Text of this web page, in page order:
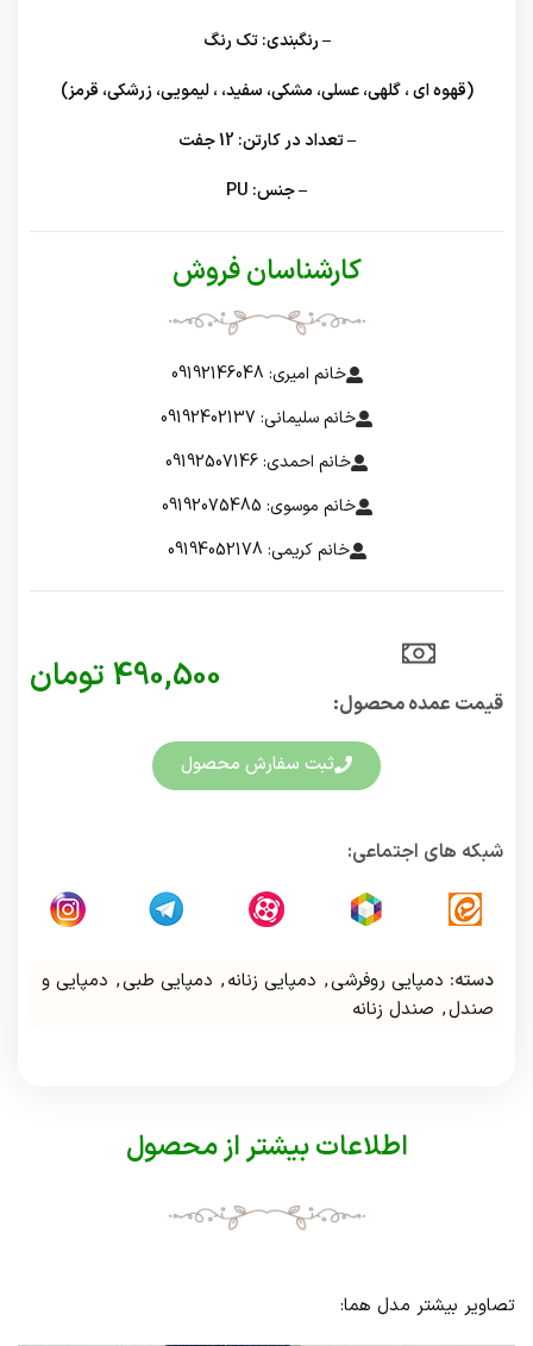
– رنگبندی: تک رنگ
(قهوه ای ، گلهی، عسلی، مشکی، سفید، ، لیمویی، زرشکی، قرمز)
– تعداد در کارتن: 12 جفت
– جنس: PU
کارشناسان فروش
خانم امیری: 09192146048
خانم سلیمانی: 09192402137
خانم احمدی: 09192507146
خانم موسوی: 09192075485
خانم کریمی: 09194052178
قیمت عمده محصول:​
490,500 تومان
ثبت سفارش محصول
شبکه های اجتماعی:
دسته: دمپایی روفرشی, دمپایی زنانه, دمپایی طبی, دمپایی و
صندل, صندل زنانه
اطلاعات بیشتر از محصول
تصاویر بیشتر مدل هما: